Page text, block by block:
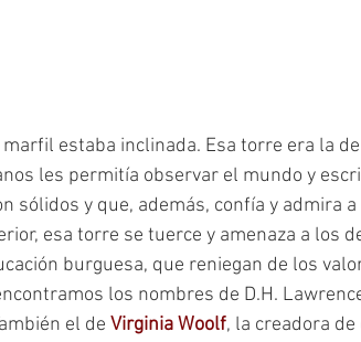
les permitía observar el mundo y
sólidos y que, además, confía y admira
esa torre se tuerce y amenaza a los
burguesa, que reniegan de los
los nombres de D.H.
el de Virginia Woolf, la creadora